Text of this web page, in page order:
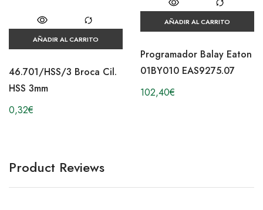
AÑADIR AL CARRITO
46.701/HSS/3 Broca Cil.
HSS 3mm
0,32€
AÑADIR AL CARRITO
Programador Balay Eaton
01BY010 EAS9275.07
102,40€
Product Reviews